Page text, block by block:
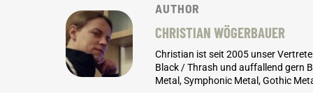
AUTHOR
CHRISTIAN WÖGERBAUER
Christian ist seit 2005 unser
Black / Thrash und auffallend gern
Metal, Symphonic Metal, Gothic